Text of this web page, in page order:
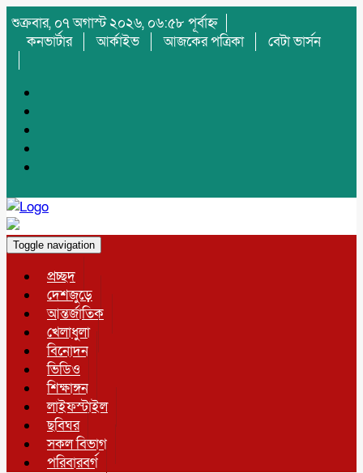
শুক্রবার, ০৭ অগাস্ট ২০২৬, ০৬:৫৮ পূর্বাহ্ন
কনভার্টার
আর্কাইভ আজকের পত্রিকা বেটা ভার্সন
Toggle navigation
প্রচ্ছদ
দেশজুড়ে
আন্তর্জাতিক
খেলাধুলা
বিনোদন
ভিডিও
শিক্ষাঙ্গন
লাইফস্টাইল
ছবিঘর
সকল বিভাগ
পরিবারবর্গ